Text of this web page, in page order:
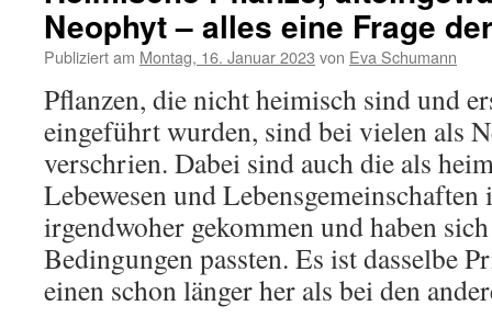
Neophyt – alles eine Frage
Publiziert am Montag, 16. Januar 2023 von Eva Schumann
Pflanzen, die nicht heimisch sind und
eingeführt wurden, sind bei vielen als
verschrien. Dabei sind auch die als
Lebewesen und Lebensgemeinschaften
irgendwoher gekommen und haben
Bedingungen passten. Es ist dasselbe
einen schon länger her als bei den